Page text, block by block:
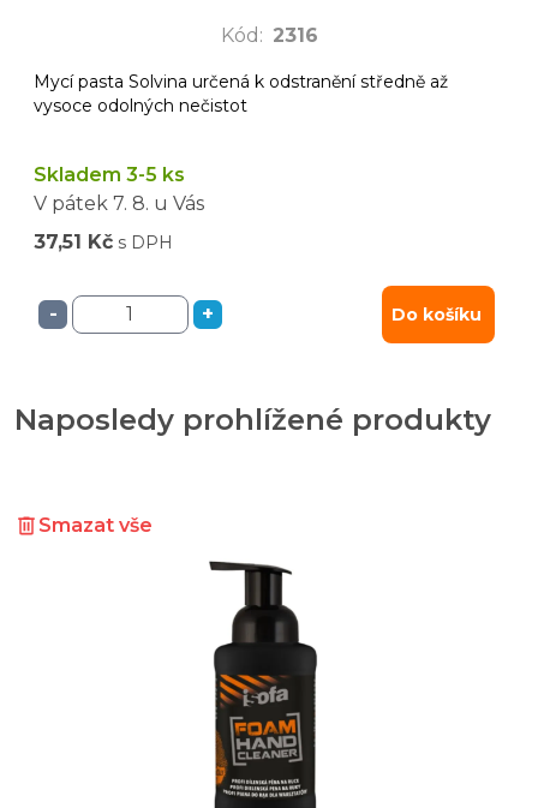
Kód : 2316
Mycí pasta Solvina určená k odstranění středně až
vysoce odolných nečistot
Skladem 3-5 ks
V pátek 7. 8. u Vás
37,51 Kč s DPH
- + Do košíku
Naposledy prohlížené produkty
Smazat vše